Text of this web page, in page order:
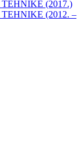
(2017.)
(2012. –